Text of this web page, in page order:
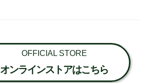
OFFICIAL STORE
オンラインストアはこちら